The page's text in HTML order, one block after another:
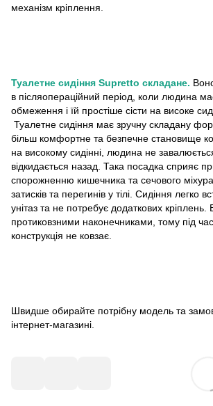
механізм кріплення.
Туалетне сидіння Supretto складане.
в післяопераційний період, коли людина
обмеження і їй простіше сісти на високе
Туалетне сидіння має зручну складану
більш комфортне та безпечне становище
на високому сидінні, людина не
відкидається назад. Така посадка сприяє
спорожненню кишечника та сечового
затисків та перегинів у тілі. Сидіння легко
унітаз та не потребує додаткових
протиковзними наконечниками, тому під
конструкція не ковзає.
Швидше обирайте потрібну модель та
інтернет-магазині.